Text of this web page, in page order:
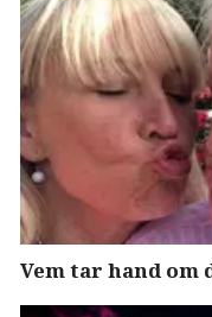
Vem tar hand om